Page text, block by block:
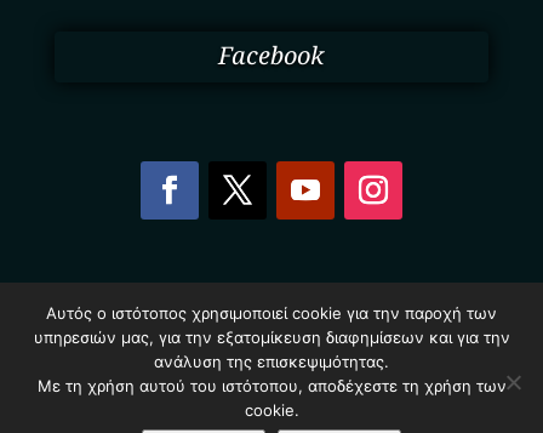
Facebook
Επιχειρήσεων Ελλάδας – Greekonline.gr. All Rights
Reserved.
Όροι & Προυποθέσεις–Προστασία Προσωπικών
Δεδομένων–Πολιτική Cookies
Αυτός ο ιστότοπος χρησιμοποιεί cookie για την παροχή των
υπηρεσιών μας, για την εξατομίκευση διαφημίσεων και για την
ανάλυση της επισκεψιμότητας.
Με τη χρήση αυτού του ιστότοπου, αποδέχεστε τη χρήση των
cookie.